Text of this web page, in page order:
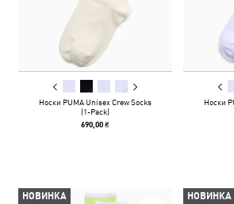
Носки PUMA Unisex Crew Socks
(1-Pack)
690,00 ₴
Носки
НОВИНКА НОВИНКА